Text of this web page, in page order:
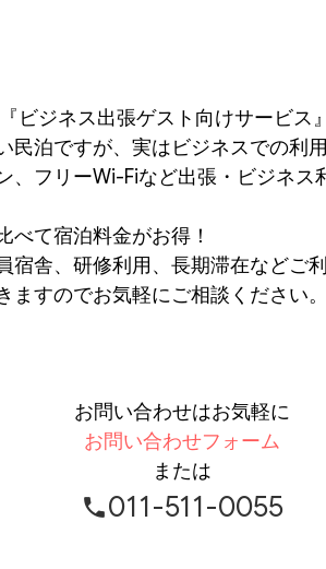
ビジネス出張ゲスト向けサービス
民泊ですが、実はビジネスでの利
、フリーWi-Fiなど出張・ビジネス
べて宿泊料金がお得！
宿舎、研修利用、長期滞在などご
すのでお気軽にご相談ください。
お問い合わせはお気軽に
お問い合わせフォーム
または
phone011-511-0055